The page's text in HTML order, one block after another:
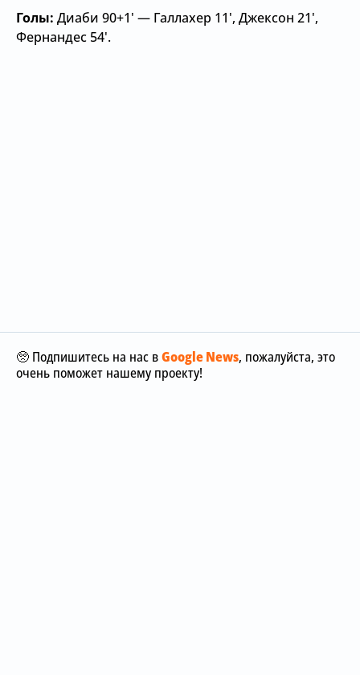
Голы: Диаби 90+1' — Галлахер 11', Джексон 21',
Фернандес 54'.
🥺 Подпишитесь на нас вGoogle News, пожалуйста, это
очень поможет нашему проекту!